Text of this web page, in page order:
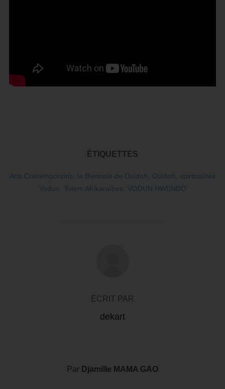
ÉTIQUETTES
Arts Contemporains la Biennale de Ouidah Ouidah
spiritualités
Vodun
Totem Afrikaraïbes VODUN HWENDO
ÉCRIT PAR
dekart
Par Djamille MAMA GAO